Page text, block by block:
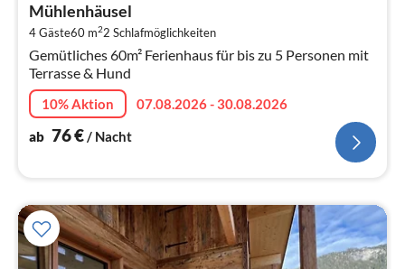
Mühlenhäusel
4 Gäste60 m22 Schlafmöglichkeiten
Gemütliches 60m² Ferienhaus für bis zu 5 Personen mit
Terrasse & Hund
10% Aktion
07.08.2026 - 30.08.2026
ab 76€/ Nacht